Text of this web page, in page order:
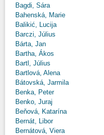
Bagdi, Sára
Bahenská, Marie
Balikić, Lucija
Barczi, Július
Bárta, Jan
Bartha, Ákos
Bartl, Július
Bartlová, Alena
Bátovská, Jarmila
Benka, Peter
Benko, Juraj
Beňová, Katarína
Bernát, Libor
Bernátová, Viera